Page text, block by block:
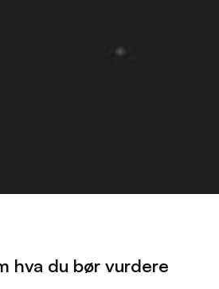
hva du bør vurdere